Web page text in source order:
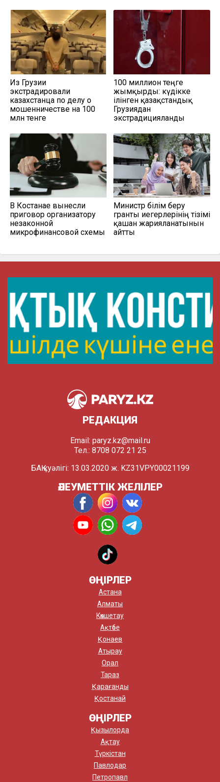
Из Грузии
экстрадировали
казахстанца по делу о
мошенничестве на 100
млн тенге
100 миллион теңге
жымқырды: күдікке
ілінген қазақстандық
Грузиядан
экстрадицияланды
В Костанае вынесли
приговор организатору
незаконной
микрофинансовой схемы
Министр білім беру
гранты иегерлерінің тізімі
қашан жарияланатынын
айтты
РЕДАКЦИЯ
Email: paryz.kz@mail.ru
Тел.: 8708 072 21 25
БАҚ куәлігі: 13.03.2020 ж. KZ31VPY00021199
ӘЛЕУМЕТТІК ЖЕЛІЛЕР
ӨҢІРЛЕР
Астана
Алматы
Көкшетау
Ақтөбе
Қонаев
Атырау
Орал
Тараз
Қарағанды
Қостанай
ӨҢІРЛЕР
Қызылорда
Ақтау
Түркістан
Павлодар
Петропавл